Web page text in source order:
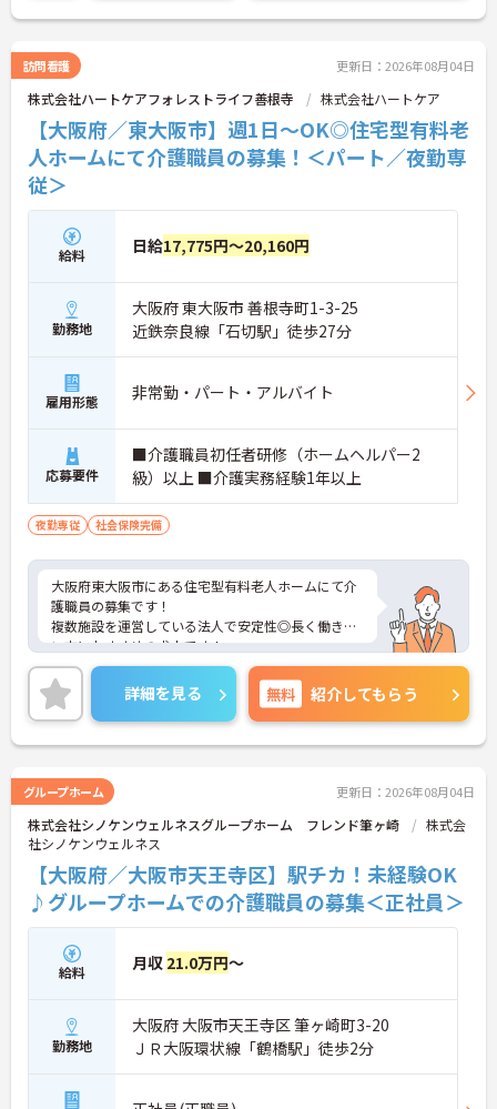
訪問看護 更新日：2026年08月04日
株式会社ハートケアフォレストライフ善根寺 株式会社ハートケア
【大阪府／東大阪市】週1日～OK◎住宅型有料老
人ホームにて介護職員の募集！＜パート／夜勤専
従＞
給料 日給17,775円～20,160円
勤務地
大阪府 東大阪市 善根寺町1-3-25
近鉄奈良線「石切駅」徒歩27分
雇用形態 非常勤・パート・アルバイト
応募要件
■介護職員初任者研修（ホームヘルパー2
級）以上 ■介護実務経験1年以上
夜勤専従 社会保険完備
大阪府東大阪市にある住宅型有料老人ホームにて介
護職員の募集です！
複数施設を運営している法人で安定性◎長く働きた
い方におすすめの求人です！
週1日～勤務OKなので、ご自身のライフスタイルに
合わせて働くことができます◎
ご興味のある方には、面接対策ポイントなど、さら
に詳細をお話しいたしますのでお気軽にご相談くだ
さい！
詳細を見る 無料 紹介してもらう
グループホーム 更新日：2026年08月04日
株式会社シノケンウェルネスグループホーム フレンド筆ヶ崎
株式会
社シノケンウェルネス
【大阪府／大阪市天王寺区】駅チカ！未経験OK
♪グループホームでの介護職員の募集＜正社員＞
給料 月収 21.0万円～
勤務地
大阪府 大阪市天王寺区 筆ヶ崎町3-20
ＪＲ大阪環状線「鶴橋駅」徒歩2分